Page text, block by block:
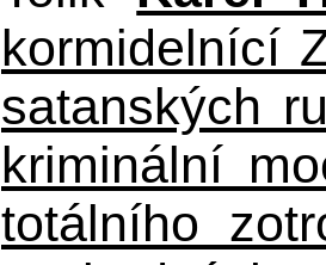
kormidelnící
satanských
kriminální
totálního